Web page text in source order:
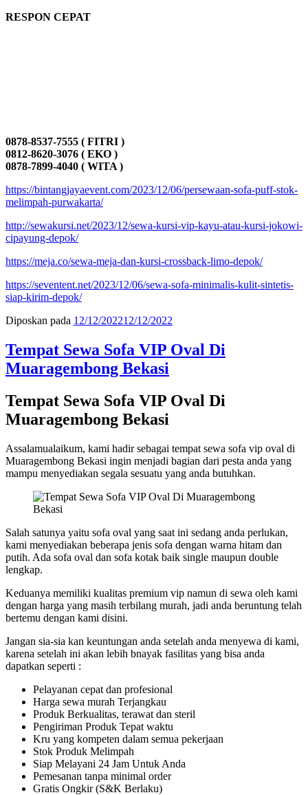
RESPON CEPAT
0878-8537-7555 ( FITRI )
0812-8620-3076 ( EKO )
0878-7899-4040 ( WITA )
https://bintangjayaevent.com/2023/12/06/persewaan-sofa-puff-stok-
melimpah-purwakarta/
http://sewakursi.net/2023/12/sewa-kursi-vip-kayu-atau-kursi-jokowi-
cipayung-depok/
https://meja.co/sewa-meja-dan-kursi-crossback-limo-depok/
https://seventent.net/2023/12/06/sewa-sofa-minimalis-kulit-sintetis-
siap-kirim-depok/
Diposkan pada 12/12/202212/12/2022
Tempat Sewa Sofa VIP Oval Di
Muaragembong Bekasi
Tempat Sewa Sofa VIP Oval Di
Muaragembong Bekasi
Assalamualaikum, kami hadir sebagai tempat sewa sofa vip oval di
Muaragembong Bekasi ingin menjadi bagian dari pesta anda yang
mampu menyediakan segala sesuatu yang anda butuhkan.
Salah satunya yaitu sofa oval yang saat ini sedang anda perlukan,
kami menyediakan beberapa jenis sofa dengan warna hitam dan
putih. Ada sofa oval dan sofa kotak baik single maupun double
lengkap.
Keduanya memiliki kualitas premium vip namun di sewa oleh kami
dengan harga yang masih terbilang murah, jadi anda beruntung telah
bertemu dengan kami disini.
Jangan sia-sia kan keuntungan anda setelah anda menyewa di kami,
karena setelah ini akan lebih bnayak fasilitas yang bisa anda
dapatkan seperti :
Pelayanan cepat dan profesional
Harga sewa murah Terjangkau
Produk Berkualitas, terawat dan steril
Pengiriman Produk Tepat waktu
Kru yang kompeten dalam semua pekerjaan
Stok Produk Melimpah
Siap Melayani 24 Jam Untuk Anda
Pemesanan tanpa minimal order
Gratis Ongkir (S&K Berlaku)